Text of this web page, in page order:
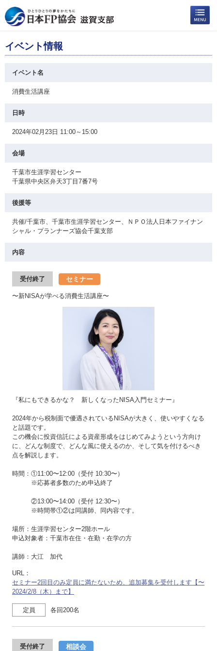
イベント情報
イベント名
消費生活講座
日時
2024年02月23日 11:00～15:00
会場
千葉市生涯学習センター
千葉県中央区弁天3丁目7番7号
後援等
共催/千葉市、千葉市生涯学習センター、ＮＰＯ法人日本ファイナン
シャル・プランナーズ協会千葉支部
内容
受付終了 セミナー
〜新NISAが学べる消費生活講座〜
『私にもできるかな？ 新しくなったNISA入門セミナー』
2024年から税制面で優遇されているNISAが大きく、使いやすくなる
と話題です。
この機会に投資信託による資産形成をはじめてみようという方向け
に、どんな制度で、どんな風に使えるのか、そして気を付けるべき
点を解説します。
時間：①11:00〜12:00（受付 10:30〜）
※応募者多数のため申込終了
②13:00〜14:00（受付 12:30〜）
※時間帯①②は同講師、同内容です。
場所：生涯学習センター2階ホール
申込対象者：千葉市在住・在勤・在学の方
講師：大江 加代
URL：
セミナー2回目のみ定員に満たないため、追加募集を受付します【〜
2024/2/8（木）まで】
定員 各回200名
受付終了 相談会